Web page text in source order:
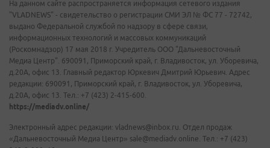
На данном сайте распространяется информация сетевого издания
"VLADNEWS" - свидетельство о регистрации СМИ ЭЛ № ФС 77 - 72742,
выдано Федеральной службой по надзору в сфере связи,
информационных технологий и массовых коммуникаций
(Роскомнадзор) 17 мая 2018 г. Учредитель ООО "Дальневосточный
Медиа Центр". 690091, Приморский край, г. Владивосток, ул. Уборевича,
д.20А, офис 13. Главный редактор Юркевич Дмитрий Юрьевич. Адрес
редакции: 690091, Приморский край, г. Владивосток, ул. Уборевича,
д.20А, офис 13. Тел.: +7 (423) 2-415-600.
https://mediadv.online/
Электронный адрес редакции: vladnews@inbox.ru. Отдел продаж
«Дальневосточный Медиа Центр» sale@mediadv.online. Тел.: +7 (423)